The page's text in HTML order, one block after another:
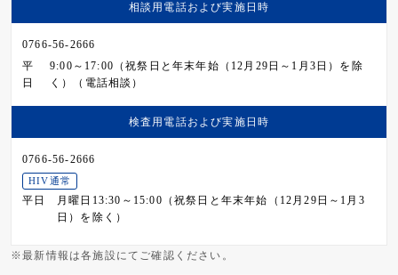
相談用電話および実施日時
0766-56-2666
平
日
9:00～17:00（祝祭日と年末年始（12月29日～1月3日）を除
く）（電話相談）
検査用電話および実施日時
0766-56-2666
HIV通常
平日
月曜日13:30～15:00（祝祭日と年末年始（12月29日～1月3
日）を除く）
※最新情報は各施設にてご確認ください。